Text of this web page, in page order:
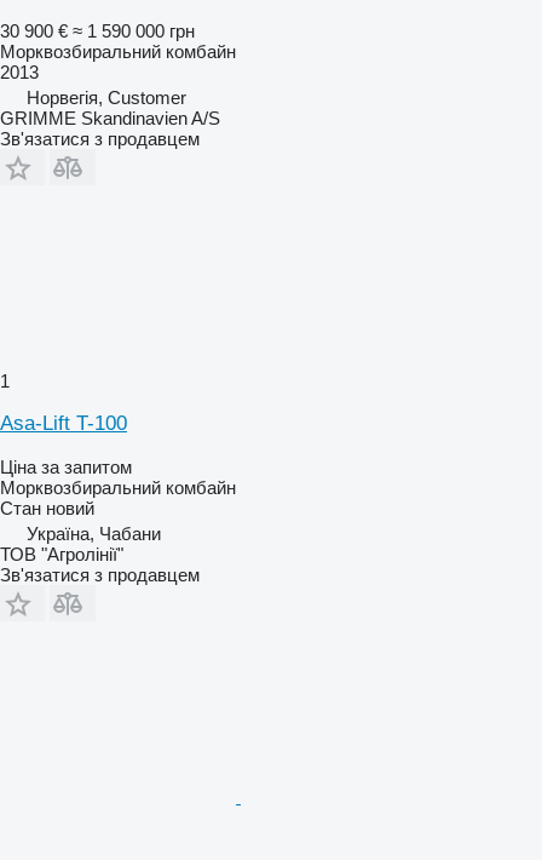
30 900 € ≈ 1 590 000 грн
Морквозбиральний комбайн
2013
Норвегія, Customer
GRIMME Skandinavien A/S
Зв'язатися з продавцем
1
Asa-Lift T-100
Ціна за запитом
Морквозбиральний комбайн
Стан новий
Україна, Чабани
ТОВ "Агролінії"
Зв'язатися з продавцем